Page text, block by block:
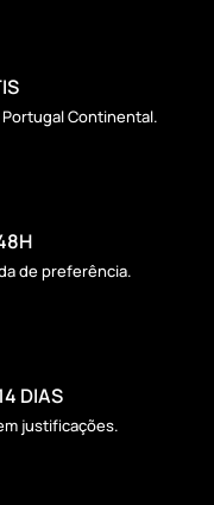
Continental.
de preferência.
DIAS
justificações.